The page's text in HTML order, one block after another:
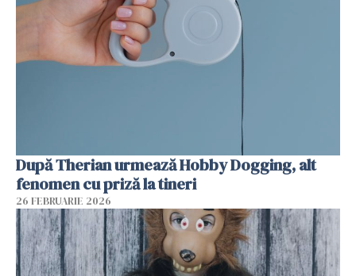
După Therian urmează Hobby Dogging, alt
fenomen cu priză la tineri
26 FEBRUARIE 2026